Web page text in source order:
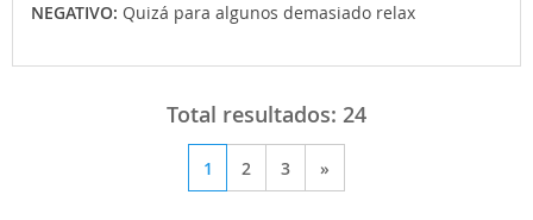
NEGATIVO: Quizá para algunos demasiado relax
Total resultados: 24
1 2 3 »